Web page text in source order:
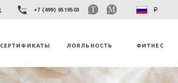
+7 (499) 9519503
СЕРТИФИКАТЫ ЛОЯЛЬНОСТЬ ФИТНЕС